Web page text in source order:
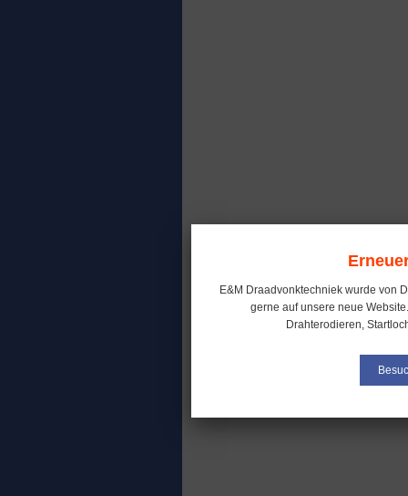
E&M Draadvonktechniek wurde von
gerne auf unsere neue
Drahterodieren,